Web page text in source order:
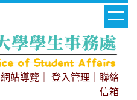
網站導覽 登入管理
聯絡
信箱